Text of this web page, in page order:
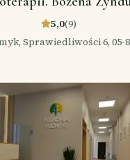
5,0(9)
Sprawiedliwości 6, 05-